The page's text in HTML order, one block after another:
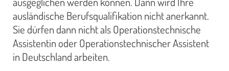
ausländische Berufsqualifikation nicht anerkannt.
Sie dürfen dann nicht als Operationstechnische
Assistentin oder Operationstechnischer Assistent
in Deutschland arbeiten.